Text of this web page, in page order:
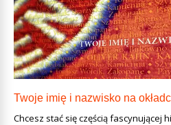
Twoje imię i nazwisko na
Chcesz stać się częścią fascynującej